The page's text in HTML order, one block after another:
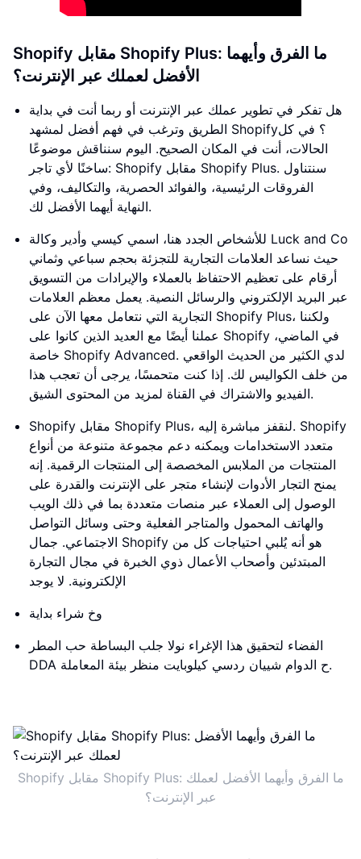
Shopify مقابل Shopify Plus: ما الفرق وأيهما
الأفضل لعملك عبر الإنترنت؟
هل تفكر في تطوير عملك عبر الإنترنت أو ربما أنت في بداية
الطريق وترغب في فهم أفضل لمشهد Shopify؟ في كل
الحالات، أنت في المكان الصحيح. اليوم سنناقش موضوعًا
ساخنًا لأي تاجر: Shopify مقابل Shopify Plus. سنتناول
الفروقات الرئيسية، والفوائد الحصرية، والتكاليف، وفي
النهاية أيهما الأفضل لك.
للأشخاص الجدد هنا، اسمي كيسي وأدير وكالة Luck and Co
حيث نساعد العلامات التجارية للتجزئة بحجم سباعي وثماني
أرقام على تعظيم الاحتفاظ بالعملاء والإيرادات من التسويق
عبر البريد الإلكتروني والرسائل النصية. يعمل معظم العلامات
التجارية التي نتعامل معها الآن على Shopify Plus، ولكننا
عملنا أيضًا مع العديد الذين كانوا على Shopify في الماضي،
خاصة Shopify Advanced. لدي الكثير من الحديث الواقعي
من خلف الكواليس لك. إذا كنت متحمسًا، يرجى أن تعجب هذا
الفيديو والاشتراك في القناة لمزيد من المحتوى الشيق.
Shopify مقابل Shopify Plus، لنقفز مباشرة إليه. Shopify
متعدد الاستخدامات ويمكنه دعم مجموعة متنوعة من أنواع
المنتجات من الملابس المخصصة إلى المنتجات الرقمية. إنه
يمنح التجار الأدوات لإنشاء متجر على الإنترنت والقدرة على
الوصول إلى العملاء عبر منصات متعددة بما في ذلك الويب
والهاتف المحمول والمتاجر الفعلية وحتى وسائل التواصل
الاجتماعي. جمال Shopify هو أنه يُلبي احتياجات كل من
المبتدئين وأصحاب الأعمال ذوي الخبرة في مجال التجارة
الإلكترونية. لا يوجد
وخ شراء بداية
الفضاء لتحقيق هذا الإغراء نولا جلب البساطة حب المطر
DDA ح الدوام شييان ردسي كيلوبايت منظر بيئة المعاملة.
Shopify مقابل Shopify Plus: ما الفرق وأيهما الأفضل لعملك
عبر الإنترنت؟